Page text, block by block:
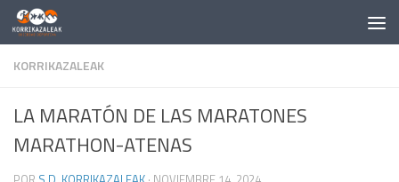
Saltar al contenido
KORRIKAZALEAK
LA MARATÓN DE LAS MARATONES
MARATHON-ATENAS